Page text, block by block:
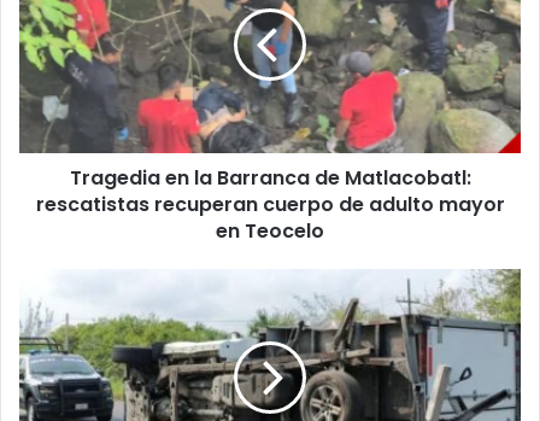
Barranca
de
Matlacobatl:
rescatistas
recuperan
cuerpo
adulto
Tragedia en la Barranca de Matlacobatl:
rescatistas recuperan cuerpo de adulto mayor
en Teocelo
camioneta
con
víveres
rumbo
al